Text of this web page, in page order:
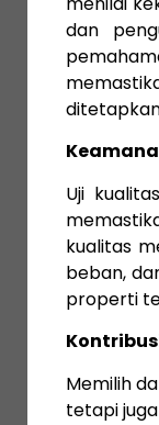
dan
Uji
kualitas
beban,
properti
Memilih
tetapi